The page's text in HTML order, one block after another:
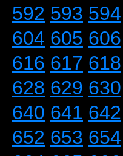
592 593 594
604 605 606
616 617 618
628 629 630
640 641 642
652 653 654